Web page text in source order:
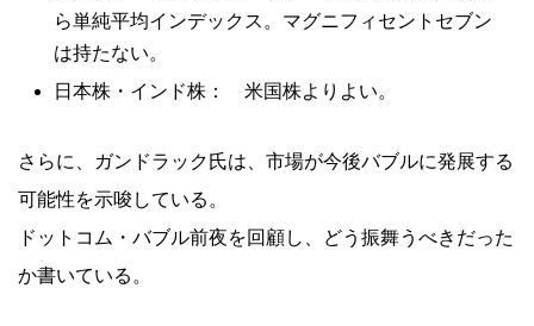
ら単純平均インデックス。マグニフィセントセブン
は持たない。
日本株・インド株： 米国株よりよい。
さらに、ガンドラック氏は、市場が今後バブルに発展する
可能性を示唆している。
ドットコム・バブル前夜を回顧し、どう振舞うべきだった
か書いている。